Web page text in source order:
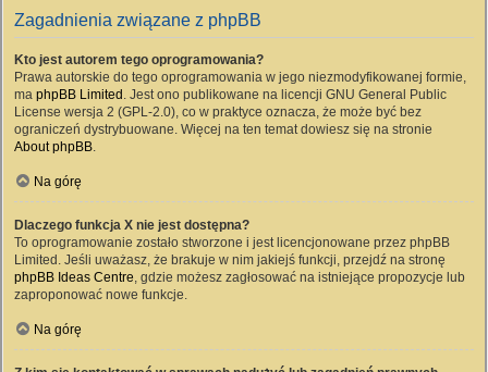
Zagadnienia związane z phpBB
Kto jest autorem tego oprogramowania?
Prawa autorskie do tego oprogramowania w jego niezmodyfikowanej formie,
ma phpBB Limited . Jest ono publikowane na licencji GNU General Public
License wersja 2 (GPL-2.0), co w praktyce oznacza, że może być bez
ograniczeń dystrybuowane. Więcej na ten temat dowiesz się na stronie
About phpBB.
Na górę
Dlaczego funkcja X nie jest dostępna?
To oprogramowanie zostało stworzone i jest licencjonowane przez phpBB
Limited. Jeśli uważasz, że brakuje w nim jakiejś funkcji, przejdź na stronę
phpBB Ideas Centre, gdzie możesz zagłosować na istniejące propozycje lub
zaproponować nowe funkcje.
Na górę